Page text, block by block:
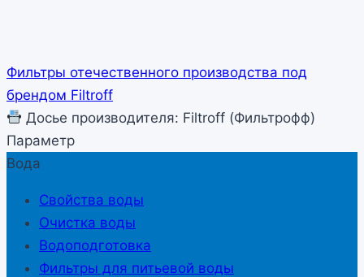
Фильтры отечественного производства под
брендом Filtroff
Досье производителя: Filtroff (Фильтрофф)
Параметр
Вода
Свойства воды
Очистка воды
Водоподготовка
Фильтры для питьевой воды